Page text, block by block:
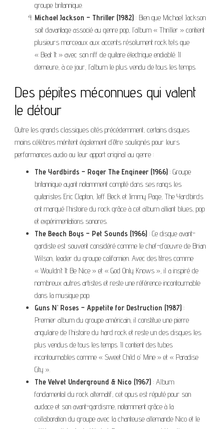
groupe britannique.
Michael Jackson – Thriller (1982) : Bien que Michael Jackson
soit davantage associé au genre pop, l’album « Thriller » contient
plusieurs morceaux aux accents résolument rock tels que
« Beat It » avec son riff de guitare électrique endiablé. Il
demeure, à ce jour, l’album le plus vendu de tous les temps.
Des pépites méconnues qui valent
le détour
Outre les grands classiques cités précédemment, certains disques
moins célèbres méritent également d’être soulignés pour leurs
performances audio ou leur apport original au genre :
The Yardbirds – Roger The Engineer (1966) : Groupe
britannique ayant notamment compté dans ses rangs les
guitaristes Eric Clapton, Jeff Beck et Jimmy Page, The Yardbirds
ont marqué l’histoire du rock grâce à cet album alliant blues, pop
et expérimentations sonores.
The Beach Boys – Pet Sounds (1966) : Ce disque avant-
gardiste est souvent considéré comme le chef-d’œuvre de Brian
Wilson, leader du groupe californien. Avec des titres comme
« Wouldn’t It Be Nice » et « God Only Knows », il a inspiré de
nombreux autres artistes et reste une référence incontournable
dans la musique pop.
Guns N’ Roses – Appetite for Destruction (1987) :
Premier album du groupe américain, il constitue une pierre
angulaire de l’histoire du hard rock et reste un des disques les
plus vendus de tous les temps. Il contient des tubes
incontournables comme « Sweet Child o’ Mine » et « Paradise
City ».
The Velvet Underground & Nico (1967) : Album
fondamental du rock alternatif, cet opus est réputé pour son
audace et son avant-gardisme, notamment grâce à la
collaboration du groupe avec la chanteuse allemande Nico et le